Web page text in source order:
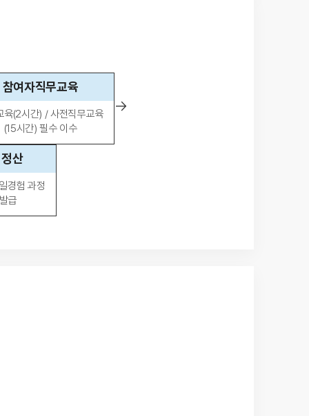
참여자직무교육
육(2시간) / 사전직무교육
(15시간) 필수 이수
→
산
경험 과정
급